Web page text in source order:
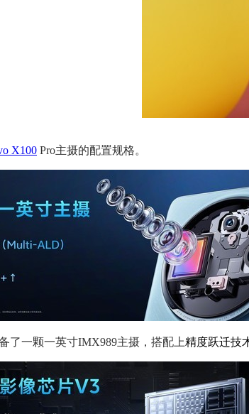
X100 Pro主摄的配置规格。
了一颗一英寸IMX989主摄，搭配上精度跃迁技